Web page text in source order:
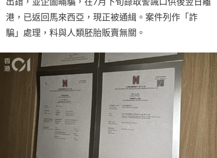
港，已返回馬來西亞，現正被通緝。案件列作「詐
騙」處理，料與人類胚胎販賣無關。